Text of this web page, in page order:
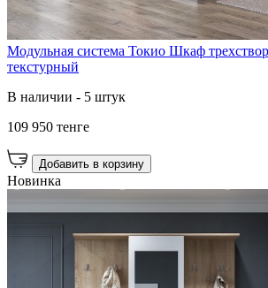
Модульная система Токио Шкаф
текстурный
В наличии - 5 штук
109 950 тенге
Добавить в корзину
Новинка